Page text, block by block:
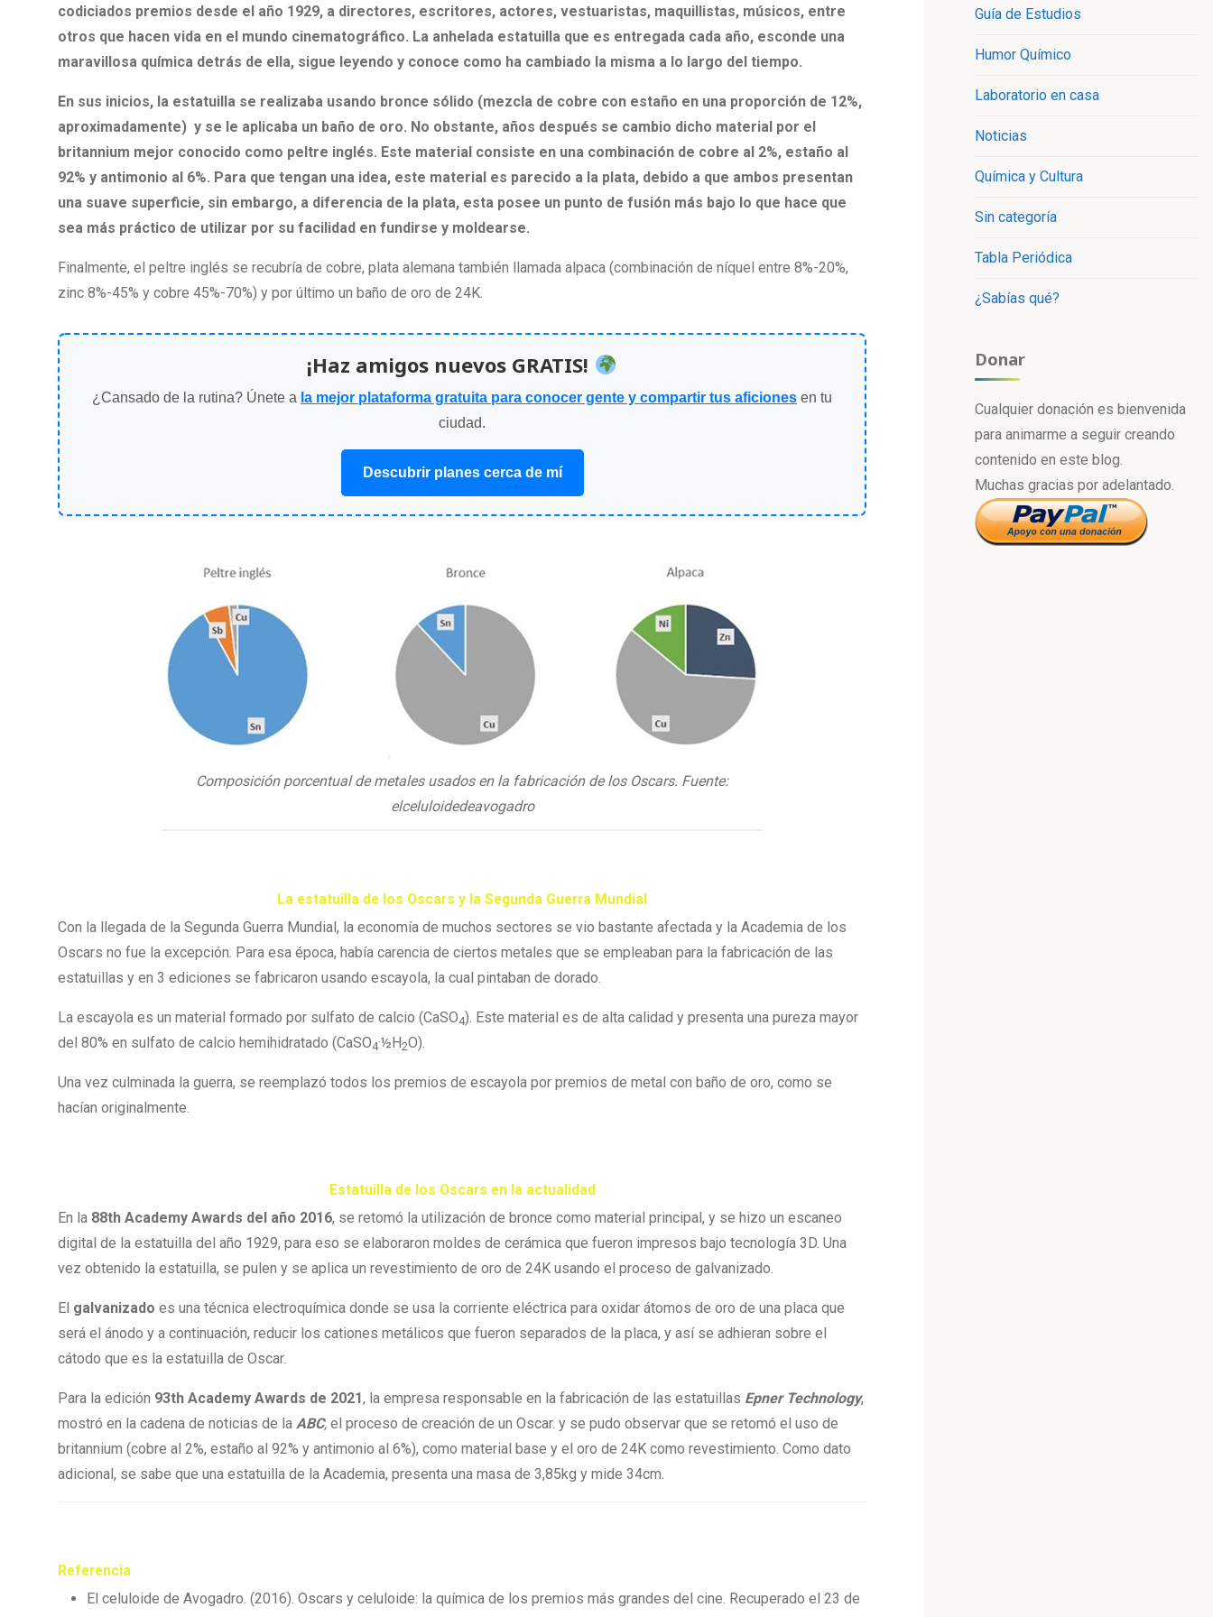
codiciados premios desde el año 1929, a directores, escritores, actores, vestuaristas, maquillistas, músicos, entre
otros que hacen vida en el mundo cinematográfico. La anhelada estatuilla que es entregada cada año, esconde una
maravillosa química detrás de ella, sigue leyendo y conoce como ha cambiado la misma a lo largo del tiempo.
En sus inicios, la estatuilla se realizaba usando bronce sólido (mezcla de cobre con estaño en una proporción de 12%,
aproximadamente) y se le aplicaba un baño de oro. No obstante, años después se cambio dicho material por el
britannium mejor conocido como peltre inglés. Este material consiste en una combinación de cobre al 2%, estaño al
92% y antimonio al 6%. Para que tengan una idea, este material es parecido a la plata, debido a que ambos presentan
una suave superficie, sin embargo, a diferencia de la plata, esta posee un punto de fusión más bajo lo que hace que
sea más práctico de utilizar por su facilidad en fundirse y moldearse.
Finalmente, el peltre inglés se recubría de cobre, plata alemana también llamada alpaca (combinación de níquel entre 8%-20%,
zinc 8%-45% y cobre 45%-70%) y por último un baño de oro de 24K.
¡Haz amigos nuevos GRATIS!
¿Cansado de la rutina? Únete a la mejor plataforma gratuita para conocer gente y compartir tus aficiones en tu
ciudad.
Descubrir planes cerca de mí
Composición porcentual de metales usados en la fabricación de los Oscars. Fuente:
elceluloidedeavogadro
La estatuilla de los Oscars y la Segunda Guerra Mundial
Con la llegada de la Segunda Guerra Mundial, la economía de muchos sectores se vio bastante afectada y la Academia de los
Oscars no fue la excepción. Para esa época, había carencia de ciertos metales que se empleaban para la fabricación de las
estatuillas y en 3 ediciones se fabricaron usando escayola, la cual pintaban de dorado.
La escayola es un material formado por sulfato de calcio (CaSO4). Este material es de alta calidad y presenta una pureza mayor
del 80% en sulfato de calcio hemihidratado (CaSO4·½H2O).
Una vez culminada la guerra, se reemplazó todos los premios de escayola por premios de metal con baño de oro, como se
hacían originalmente.
Estatuilla de los Oscars en la actualidad
En la 88th Academy Awards del año 2016, se retomó la utilización de bronce como material principal, y se hizo un escaneo
digital de la estatuilla del año 1929, para eso se elaboraron moldes de cerámica que fueron impresos bajo tecnología 3D. Una
vez obtenido la estatuilla, se pulen y se aplica un revestimiento de oro de 24K usando el proceso de galvanizado.
El galvanizado es una técnica electroquímica donde se usa la corriente eléctrica para oxidar átomos de oro de una placa que
será el ánodo y a continuación, reducir los cationes metálicos que fueron separados de la placa, y así se adhieran sobre el
cátodo que es la estatuilla de Oscar.
Para la edición 93th Academy Awards de 2021, la empresa responsable en la fabricación de las estatuillas Epner Technology,
mostró en la cadena de noticias de la ABC, el proceso de creación de un Oscar. y se pudo observar que se retomó el uso de
britannium (cobre al 2%, estaño al 92% y antimonio al 6%), como material base y el oro de 24K como revestimiento. Como dato
adicional, se sabe que una estatuilla de la Academia, presenta una masa de 3,85kg y mide 34cm.
Referencia
El celuloide de Avogadro. (2016). Oscars y celuloide: la química de los premios más grandes del cine. Recuperado el 23 de
Guía de Estudios
Humor Químico
Laboratorio en casa
Noticias
Química y Cultura
Sin categoría
Tabla Periódica
¿Sabías qué?
Donar
Cualquier donación es bienvenida
para animarme a seguir creando
contenido en este blog.
Muchas gracias por adelantado.